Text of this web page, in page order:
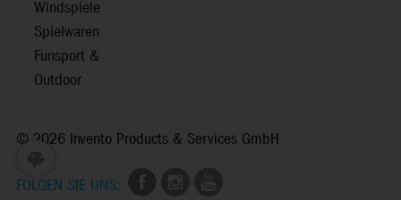
Windspiele
Spielwaren
Funsport &
Outdoor
© 2026 Invento Products & Services GmbH
FOLGEN SIE UNS: